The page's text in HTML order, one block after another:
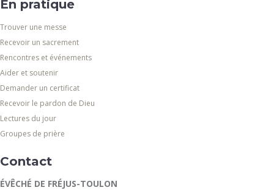
En pratique
Trouver une messe
Recevoir un sacrement
Rencontres et événements
Aider et soutenir
Demander un certificat
Recevoir le pardon de Dieu
Lectures du jour
Groupes de prière
Contact
ÉVÊCHÉ DE FRÉJUS-TOULON